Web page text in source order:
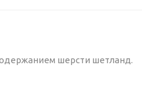
шерсти шетланд.